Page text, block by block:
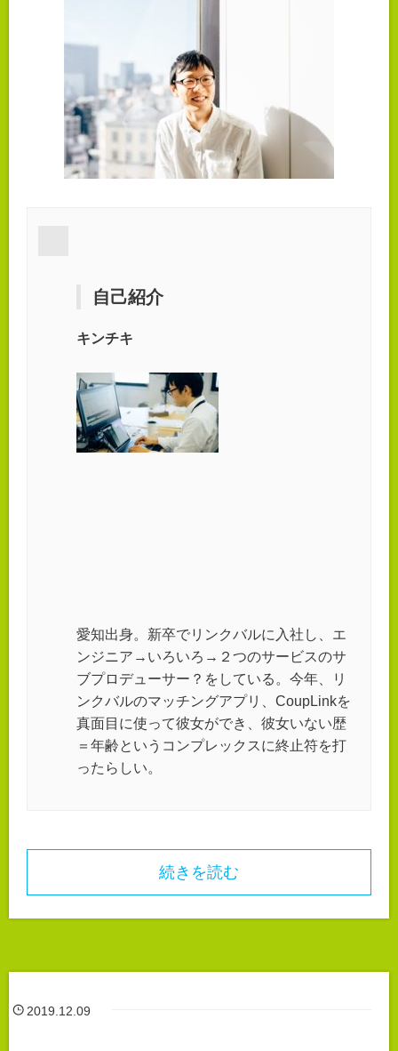
自己紹介
キンチキ
愛知出身。新卒でリンクバルに入社し、エ
ンジニア→いろいろ→２つのサービスのサ
ブプロデューサー？をしている。今年、リ
ンクバルのマッチングアプリ、CoupLinkを
真面目に使って彼女ができ、彼女いない歴
＝年齢というコンプレックスに終止符を打
ったらしい。
続きを読む
2019.12.09